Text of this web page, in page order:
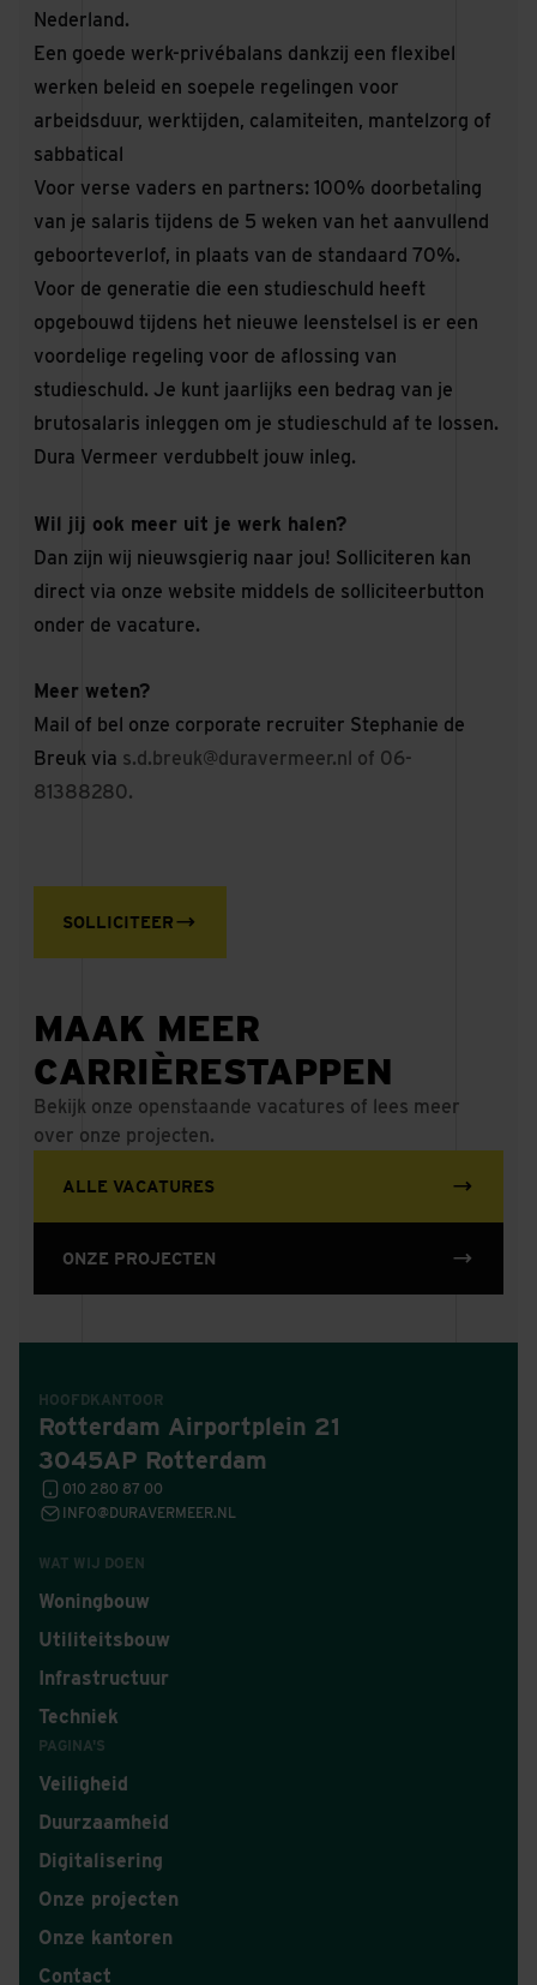
Nederland.
Een goede werk-privébalans dankzij een flexibel
werken beleid en soepele regelingen voor
arbeidsduur, werktijden, calamiteiten, mantelzorg of
sabbatical
Voor verse vaders en partners: 100% doorbetaling
van je salaris tijdens de 5 weken van het aanvullend
geboorteverlof, in plaats van de standaard 70%.
Voor de generatie die een studieschuld heeft
opgebouwd tijdens het nieuwe leenstelsel is er een
voordelige regeling voor de aflossing van
studieschuld. Je kunt jaarlijks een bedrag van je
brutosalaris inleggen om je studieschuld af te lossen.
Dura Vermeer verdubbelt jouw inleg.
Wil jij ook meer uit je werk halen?
Dan zijn wij nieuwsgierig naar jou! Solliciteren kan
direct via onze website middels de solliciteerbutton
onder de vacature.
Meer weten?
Mail of bel onze corporate recruiter Stephanie de
Breuk via s.d.breuk@duravermeer.nl of 06-
81388280.
SOLLICITEER
MAAK MEER
CARRIÈRESTAPPEN
Bekijk onze openstaande vacatures of lees meer
over onze projecten.
ALLE VACATURES
ONZE PROJECTEN
WAT WIJ DOEN
Woningbouw
Utiliteitsbouw
Infrastructuur
Techniek
PAGINA'S
Veiligheid
Duurzaamheid
Digitalisering
Onze projecten
Onze kantoren
Contact
HOOFDKANTOOR
Rotterdam Airportplein 21
3045AP Rotterdam
010 280 87 00
INFO@DURAVERMEER.NL